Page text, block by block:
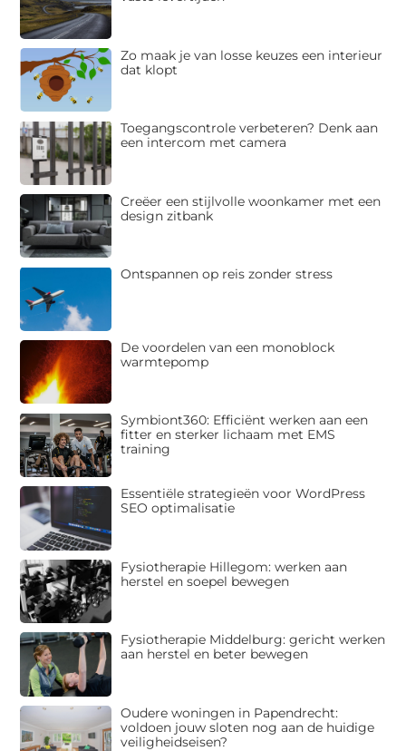
Zo maak je van losse keuzes een interieur
dat klopt
Toegangscontrole verbeteren? Denk aan
een intercom met camera
Creëer een stijlvolle woonkamer met een
design zitbank
Ontspannen op reis zonder stress
De voordelen van een monoblock
warmtepomp
Symbiont360: Efficiënt werken aan een
fitter en sterker lichaam met EMS
training
Essentiële strategieën voor WordPress
SEO optimalisatie
Fysiotherapie Hillegom: werken aan
herstel en soepel bewegen
Fysiotherapie Middelburg: gericht werken
aan herstel en beter bewegen
Oudere woningen in Papendrecht:
voldoen jouw sloten nog aan de huidige
veiligheidseisen?